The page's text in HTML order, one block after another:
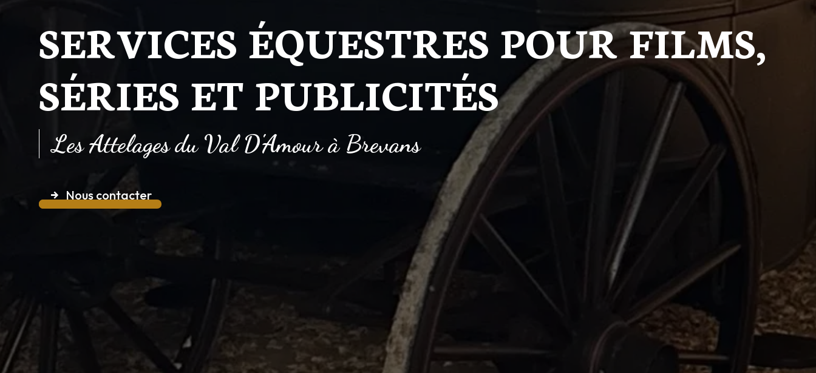
SERVICES ÉQUESTRES POUR FILMS,
SÉRIES ET PUBLICITÉS
Les Attelages du Val D'Amour à Brevans
Nous contacter